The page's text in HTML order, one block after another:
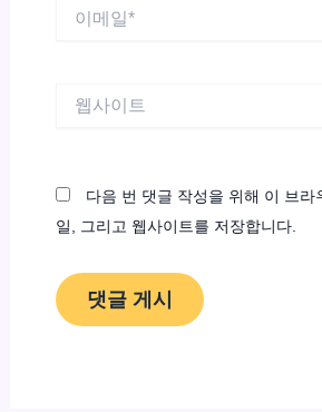
다음 번 댓글 작성을 위해 이 브라
일, 그리고 웹사이트를 저장합니다.